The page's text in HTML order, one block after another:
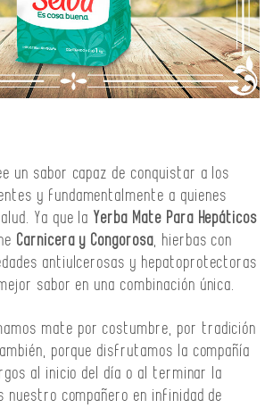
un sabor capaz de conquistar a los
y fundamentalmente a quienes
Ya que laYerba Mate Para Hepáticos
Carnicera y Congorosa, hierbas con
antiulcerosas y hepatoprotectoras
sabor en una combinación única.
mate por costumbre, por tradición
porque disfrutamos la compañía
al inicio del día o al terminar la
nuestro compañero en infinidad de